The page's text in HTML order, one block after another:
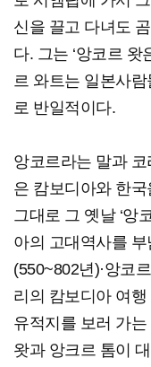
신을 끌고 다녀도
다. 그는 ‘앙코르
르 와트는 일본사람
로 반일적이다.
앙코르라는 말과
은 캄보디아와 한
그대로 그 옛날 ‘앙
아의 고대역사를 부
(550~802년)·앙코
리의 캄보디아 여
유적지를 보러 가
왓과 앙크르 톰이